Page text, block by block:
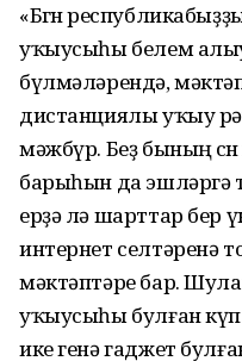
«Бөгөн
уҡыусыһы белем
бүлмәләрендә,
дистанциялы уҡыу
мәжбүр. Беҙ бының
барыһын да эшләргә
ерҙә лә шарттар бер
интернет селтәренә
мәктәптәре бар.
уҡыусыһы булған
ике генә гаджет